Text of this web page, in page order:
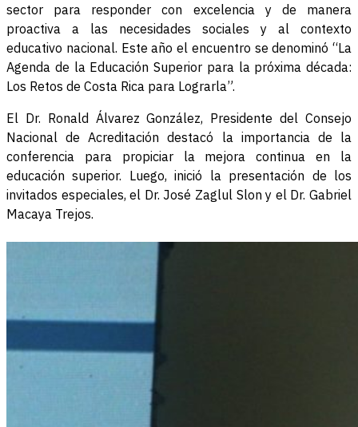
sector para responder con excelencia y de manera
proactiva a las necesidades sociales y al contexto
educativo nacional. Este año el encuentro se denominó “La
Agenda de la Educación Superior para la próxima década:
Los Retos de Costa Rica para Lograrla”.
El Dr. Ronald Álvarez González, Presidente del Consejo
Nacional de Acreditación destacó la importancia de la
conferencia para propiciar la mejora continua en la
educación superior. Luego, inició la presentación de los
invitados especiales, el Dr. José Zaglul Slon y el Dr. Gabriel
Macaya Trejos.